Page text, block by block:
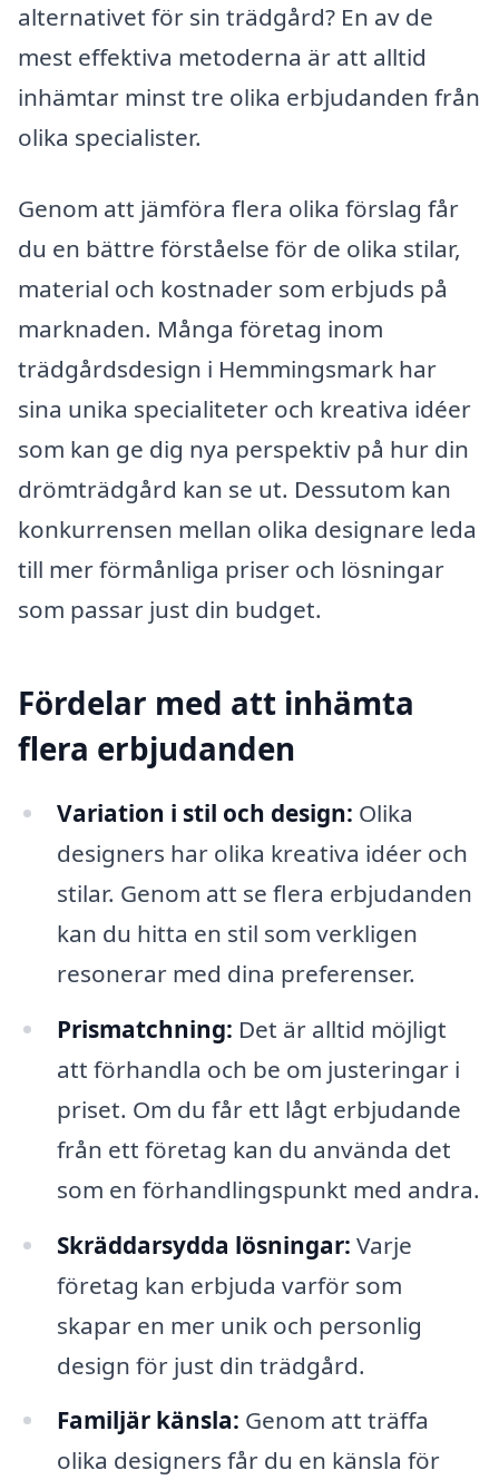
alternativet för sin trädgård? En av de
mest effektiva metoderna är att alltid
inhämtar minst tre olika erbjudanden från
olika specialister.
Genom att jämföra flera olika förslag får
du en bättre förståelse för de olika stilar,
material och kostnader som erbjuds på
marknaden. Många företag inom
trädgårdsdesign i Hemmingsmark har
sina unika specialiteter och kreativa idéer
som kan ge dig nya perspektiv på hur din
drömträdgård kan se ut. Dessutom kan
konkurrensen mellan olika designare leda
till mer förmånliga priser och lösningar
som passar just din budget.
Fördelar med att inhämta
flera erbjudanden
Variation i stil och design: Olika
designers har olika kreativa idéer och
stilar. Genom att se flera erbjudanden
kan du hitta en stil som verkligen
resonerar med dina preferenser.
Prismatchning: Det är alltid möjligt
att förhandla och be om justeringar i
priset. Om du får ett lågt erbjudande
från ett företag kan du använda det
som en förhandlingspunkt med andra.
Skräddarsydda lösningar: Varje
företag kan erbjuda varför som
skapar en mer unik och personlig
design för just din trädgård.
Familjär känsla: Genom att träffa
olika designers får du en känsla för